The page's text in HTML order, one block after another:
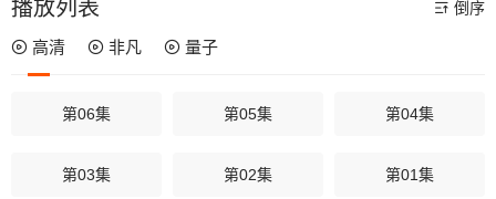
播放列表 倒序
高清 非凡 量子
第06集 第05集 第04集
第03集 第02集 第01集